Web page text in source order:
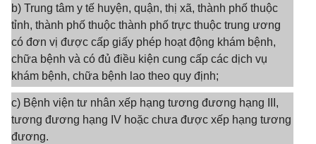
b) Trung tâm y tế huyện, quận, thị xã, thành phố thuộc
tỉnh, thành phố thuộc thành phố trực thuộc trung ương
có đơn vị được cấp giấy phép hoạt động khám bệnh,
chữa bệnh và có đủ điều kiện cung cấp các dịch vụ
khám bệnh, chữa bệnh lao theo quy định;
c) Bệnh viện tư nhân xếp hạng tương đương hạng III,
tương đương hạng IV hoặc chưa được xếp hạng tương
đương.